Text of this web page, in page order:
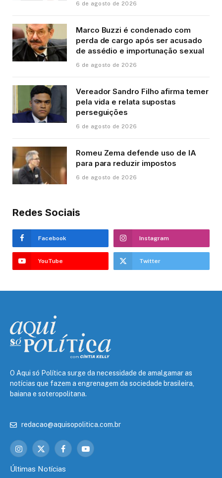
6 de agosto de 2026
Marco Buzzi é condenado com
perda de cargo após ser acusado
de assédio e importunação sexual
6 de agosto de 2026
Vereador Sandro Filho afirma temer
pela vida e relata supostas
perseguições
6 de agosto de 2026
Romeu Zema defende uso de IA
para para reduzir impostos
6 de agosto de 2026
Redes Sociais
Facebook Instagram
YouTube Twitter
O Aqui só Política surge da necessidade de amalgamar as
notícias que fazem a engrenagem da sociedade brasileira,
baiana e soteropolitana.
redacao@aquisopolitica.com.br
Instagram
X
FacebookYouTube
Últimas Notícias